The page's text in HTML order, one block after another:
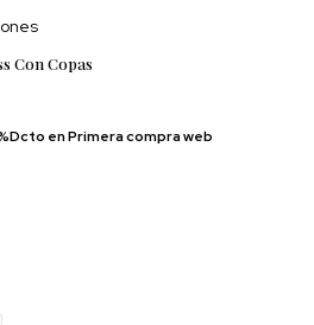
Con Copas
en Primera compra web